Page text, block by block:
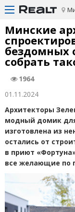
Минские
бездомных
собрать
1964
01.11.2024
Архитекторы
модный домик
изготовлена из
остались от
в приют «
все желающие по